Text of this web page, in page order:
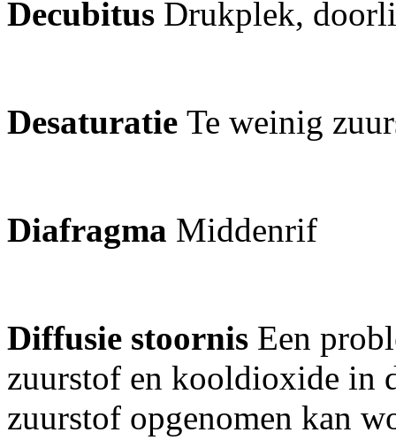
Decubitus Drukplek,
Desaturatie Te weinig
Diafragma Middenrif
Diffusie stoornis Een
zuurstof en kooldioxide in
zuurstof opgenomen kan